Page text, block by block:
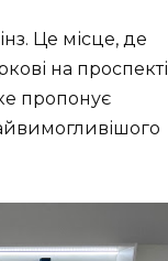
Це місце, де
на проспекті
пропонує